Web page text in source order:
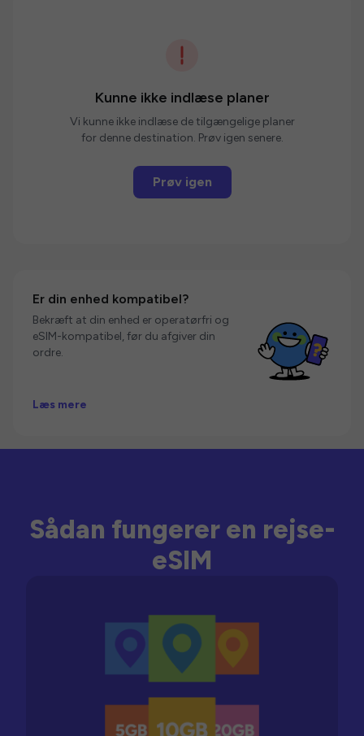
Kunne ikke indlæse planer
Vi kunne ikke indlæse de tilgængelige planer
for denne destination. Prøv igen senere.
Prøv igen
Er din enhed kompatibel?
Bekræft at din enhed er operatørfri og
eSIM-kompatibel, før du afgiver din
ordre.
Læs mere
Sådan fungerer en rejse-
eSIM